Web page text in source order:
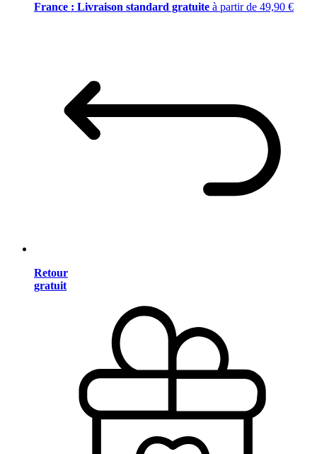
France : Livraison standard gratuite à partir de 49,90 €
Retour
gratuit